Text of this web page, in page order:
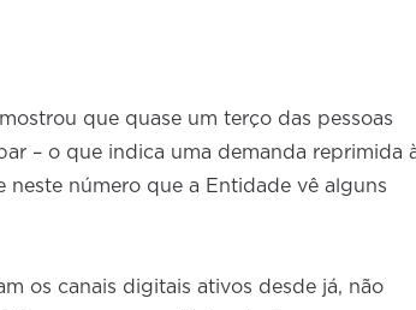
que quase um terço das pessoas
– o que indica uma demanda reprimida
neste número que a Entidade vê alguns
os canais digitais ativos desde já, não